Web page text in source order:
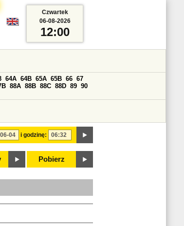
i godzinę:
64A 64B 65A 65B 66 67
88A 88B 88C 88D 89 90
Pobierz
Czwartek
06-08-2026
12:00